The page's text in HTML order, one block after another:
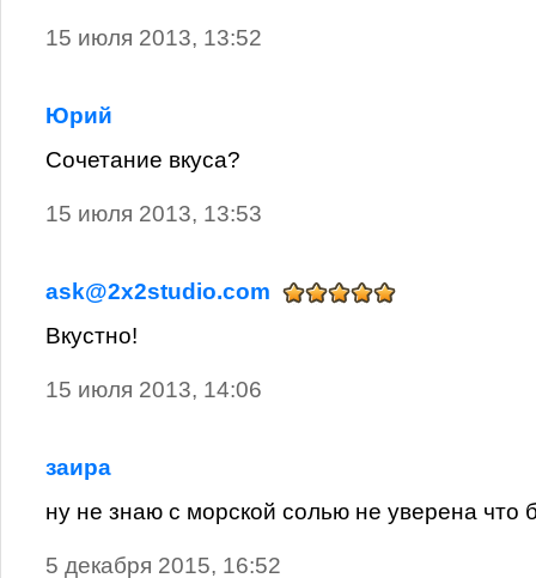
15 июля 2013, 13:52
Юрий
Сочетание вкуса?
15 июля 2013, 13:53
ask@2x2studio.com
Вкустно!
15 июля 2013, 14:06
заира
ну не знаю с морской солью не уверена что
5 декабря 2015, 16:52